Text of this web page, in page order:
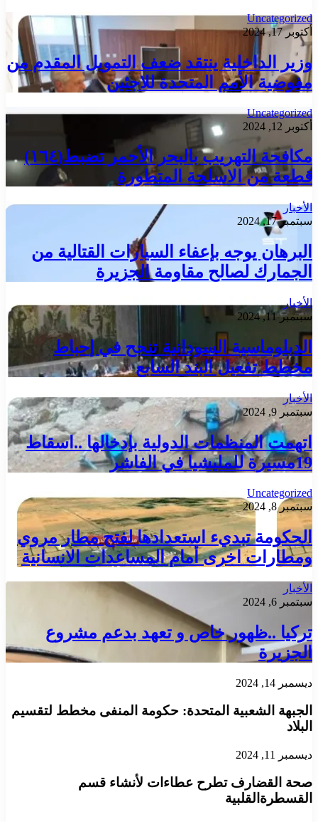
Uncategorized
أكتوبر 17, 2024
وزير الداخلية ينتقد ضعف التمويل المقدم من
مفوضية الأمم المتحدة للاجئين
Uncategorized
أكتوبر 12, 2024
مكافحة التهريب بالبحر الأحمر تضبط(١٦٤)
قطعة من الاسلحة المتطورة
الأخبار
سبتمبر 17, 2024
البرهان يوجه بإعفاء السيارات القتالية من
الجمارك لصالح مقاومة الجزيرة
الأخبار
سبتمبر 11, 2024
الدبلوماسية السودانية تنجح في إحباط
مخطط تفعيل البند السابع
الأخبار
سبتمبر 9, 2024
اتهمت المنظمات الدولية بإدخالها ..اسقاط
19مسيرة للمليشيا في الفاشر
Uncategorized
سبتمبر 8, 2024
الحكومة تبديء استعدادها لفتح مطار مروي
ومطارات اخرى أمام المساعدات الانسانية
الأخبار
سبتمبر 6, 2024
تركيا ..ظهور خاص و تعهد بدعم مشروع
الجزيرة
ديسمبر 14, 2024
الجبهة الشعبية المتحدة: حكومة المنفى مخطط لتقسيم
البلاد
ديسمبر 11, 2024
صحة القضارف تطرح عطاءات لأنشاء قسم
القسطرةالقلبية